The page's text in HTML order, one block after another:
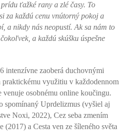
ťažké rany a zlé časy. To
za každú cenu vnútorný pokoj a
a nikdy nás neopustí. Ak sa nám to
a každú skúšku úspešne
intenzívne zaoberá duchovnými
praktickému využitiu v každodennom
venuje osobnému online koučingu.
spomínaný Uprdelizmus (vyšiel aj
Noxi, 2022), Cez seba zmením
a Cesta ven ze šíleného světa